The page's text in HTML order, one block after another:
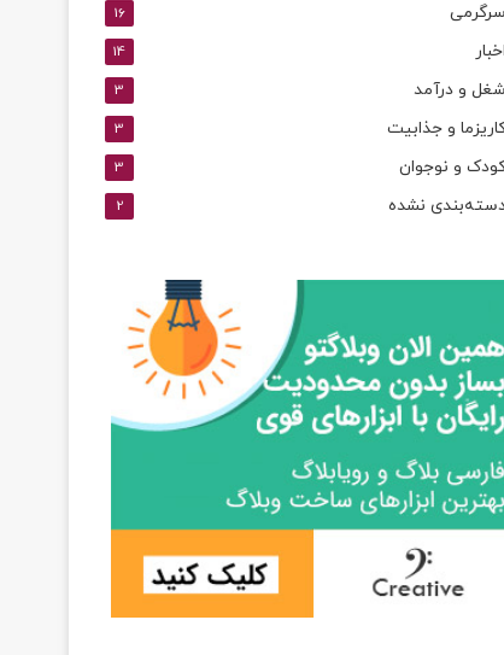
سرگرمی 16
اخبار 14
شغل و درآمد 3
و جذابیت 3
و نوجوان 3
نشده 2